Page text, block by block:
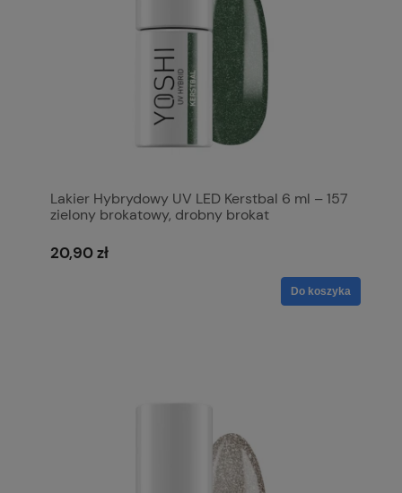
Lakier Hybrydowy UV LED Kerstbal 6 ml – 157
zielony brokatowy, drobny brokat
20,90 zł
Do koszyka